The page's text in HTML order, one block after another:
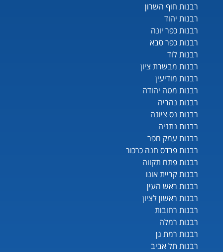
רבנות חוף השרון
רבנות יהוד
רבנות כפר יונה
רבנות כפר סבא
רבנות לוד
רבנות מבשרת ציון
רבנות מודיעין
רבנות מטה יהודה
רבנות נהריה
רבנות נס ציונה
רבנות נתניה
רבנות עמק חפר
רבנות פרדס חנה כרכור
רבנות פתח תקווה
רבנות קריית אונו
רבנות ראש העין
רבנות ראשון לציון
רבנות רחובות
רבנות רמלה
רבנות רמת גן
רבנות תל אביב